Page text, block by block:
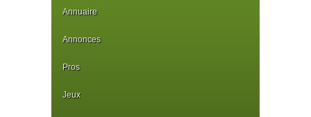
Annuaire
Annonces
Pros
Jeux